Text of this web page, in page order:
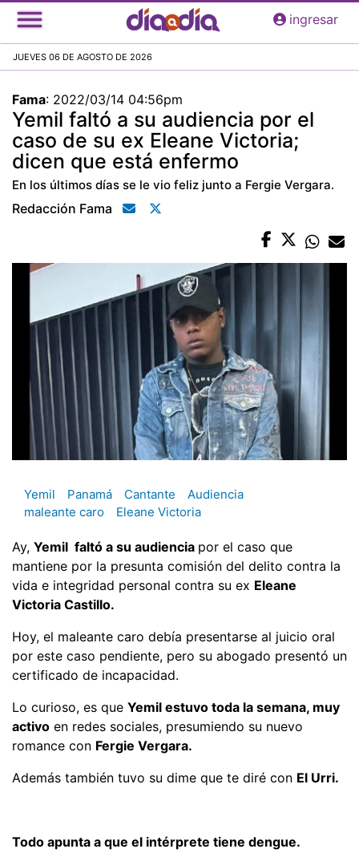
Pasar
al
principal
ingresar
JUEVES 06 DE AGOSTO DE 2026
Fama: 2022/03/14 04:56pm
Yemil faltó a su audiencia por el
caso de su ex Eleane Victoria;
dicen que está enfermo
En los últimos días se le vio feliz junto a Fergie Vergara.
Redacción Fama
Yemil Panamá Cantante
Audiencia
maleante caro
Eleane Victoria
Ay, Yemil faltó a su audiencia por el caso que
mantiene por la presunta comisión del delito contra la
vida e integridad personal contra su ex Eleane
Victoria Castillo.
Hoy, el maleante caro debía presentarse al juicio oral
por este caso pendiente, pero su abogado presentó un
certificado de incapacidad.
Lo curioso, es que Yemil estuvo toda la semana, muy
activo en redes sociales, presumiendo su nuevo
romance con Fergie Vergara.
Además también tuvo su dime que te diré con El Urri.
Todo apunta a que el intérprete tiene dengue.